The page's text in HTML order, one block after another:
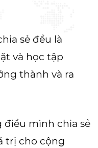
sẻ đều là
và học tập
thành và ra
mình chia sẻ
trị cho cộng